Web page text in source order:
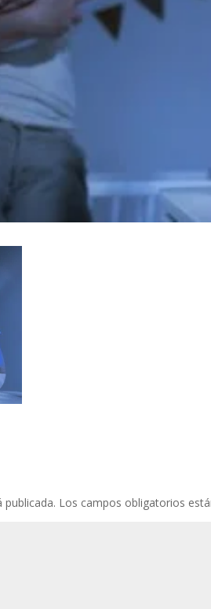
Los campos obligatorios